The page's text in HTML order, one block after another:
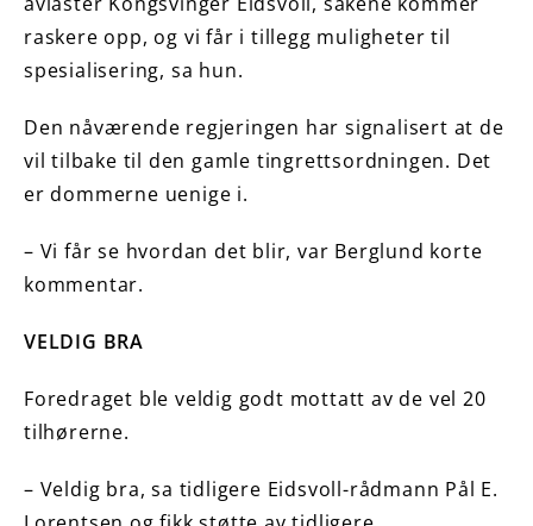
raskere opp, og vi får i tillegg muligheter til
spesialisering, sa hun.
Den nåværende regjeringen har signalisert at de
vil tilbake til den gamle tingrettsordningen. Det
er dommerne uenige i.
– Vi får se hvordan det blir, var Berglund korte
kommentar.
VELDIG BRA
Foredraget ble veldig godt mottatt av de vel 20
tilhørerne.
– Veldig bra, sa tidligere Eidsvoll-rådmann Pål E.